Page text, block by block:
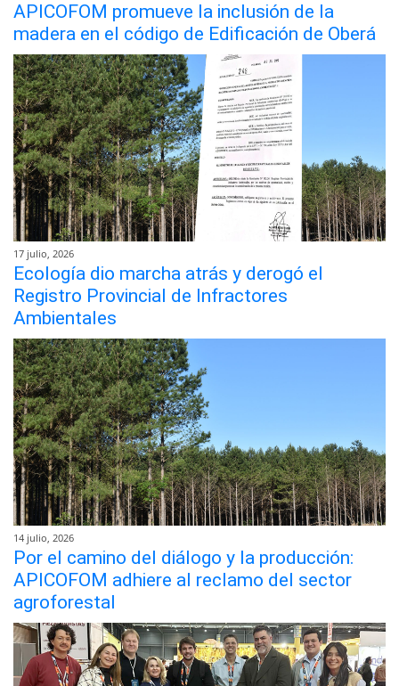
APICOFOM promueve la inclusión de la
madera en el código de Edificación de Oberá
17 julio, 2026
Ecología dio marcha atrás y derogó el
Registro Provincial de Infractores
Ambientales
14 julio, 2026
Por el camino del diálogo y la producción:
APICOFOM adhiere al reclamo del sector
agroforestal